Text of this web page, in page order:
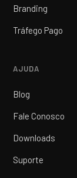
Branding
Tráfego Pago
AJUDA
Blog
Fale Conosco
Downloads
Suporte